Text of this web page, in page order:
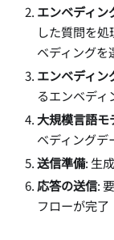
エンベディン
した質問を
ベディングを
エンベディン
るエンベディ
大規模言語モ
ベディングデ
送信準備: 生
応答の送信:
フローが完了